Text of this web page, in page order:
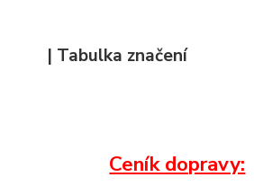
| Tabulka značení
Ceník dopravy: